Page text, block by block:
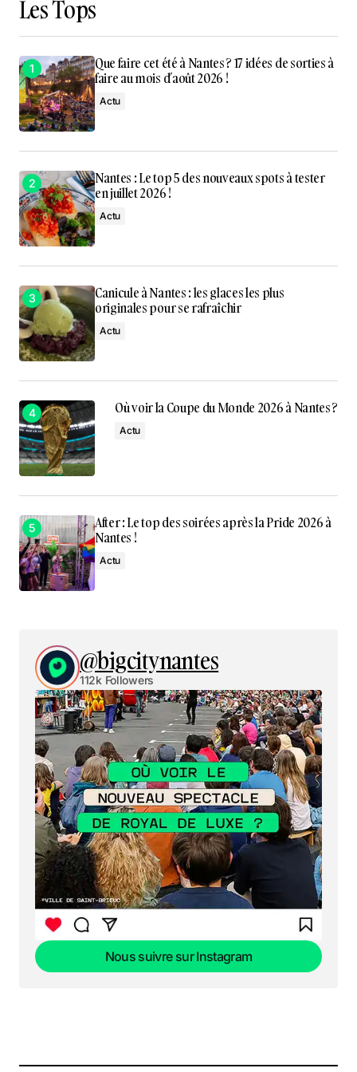
Les Tops
Que faire cet été à Nantes ? 17 idées de sorties à
faire au mois d’août 2026 !
Actu
Nantes : Le top 5 des nouveaux spots à tester
en juillet 2026 !
Actu
Canicule à Nantes : les glaces les plus
originales pour se rafraîchir
Actu
Où voir la Coupe du Monde 2026 à Nantes ?
Actu
After : Le top des soirées après la Pride 2026 à
Nantes !
Actu
@bigcitynantes
112k Followers
Nous suivre sur Instagram